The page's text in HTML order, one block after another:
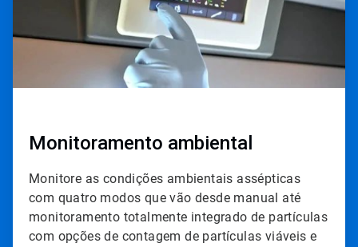
Monitoramento ambiental
Monitore as condições ambientais assépticas
com quatro modos que vão desde manual até
monitoramento totalmente integrado de partículas
com opções de contagem de partículas viáveis e